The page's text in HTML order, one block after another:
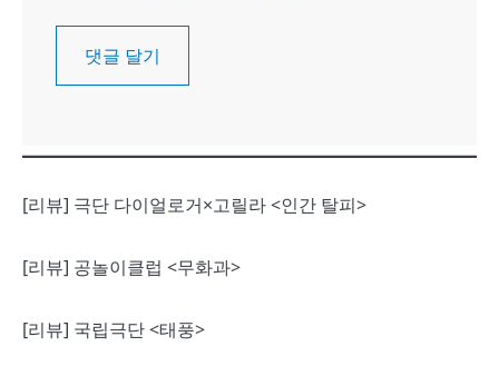
[리뷰] 극단 다이얼로거×고릴라 <인간 탈피>
[리뷰] 공놀이클럽 <무화과>
[리뷰] 국립극단 <태풍>